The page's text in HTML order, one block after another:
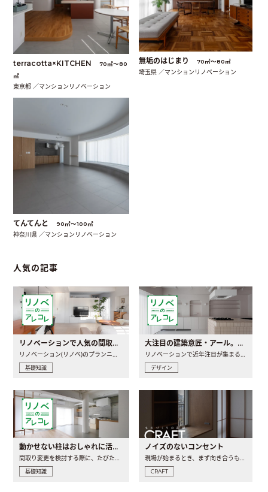
terracotta×KITCHEN
70㎡〜80
㎡
東京都 ／マンションリノベーション
無垢のはじまり 70㎡〜80㎡
埼玉県 ／マンションリノベーション
てんてんと 90㎡〜100㎡
神奈川県 ／マンションリノベーション
人気の記事
リノベーションで人気の間取りとは？トレンドの間取りと実例を徹底解説
リノベーション(リノベ)のプランニングで一番最初に決めるのは..
基礎知識
大注目の建築意匠・アール。人気の理由と空間に取り入れるポイント
リノベーションで近年注目が集まる建築意匠の一つであるアール..
デザイン
動かせない柱はおしゃれに活用！柱を魅せるリノベーション(リノベ)4選
間取り変更を検討する際に、たびたび皆さんの頭を悩ませる動か..
基礎知識
ノイズのないコンセント
現場が始まるとき、まず向き合うものの一つがコンセントです..
CRAFT